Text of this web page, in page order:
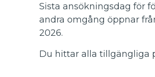
Sista ansökningsdag för
andra omgång öppnar
2026.
Du hittar alla tillgängliga